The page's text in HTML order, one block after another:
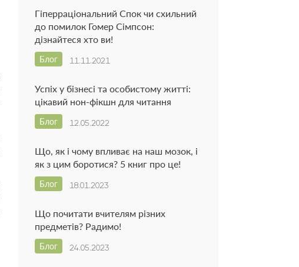
Гіперраціональний Спок чи схильний
до помилок Гомер Сімпсон:
дізнайтеся хто ви!
11.11.2021
Блог
Успіх у бізнесі та особистому житті:
цікавий нон-фікшн для читання
12.05.2022
Блог
Що, як і чому впливає на наш мозок, і
як з цим боротися? 5 книг про це!
18.01.2023
Блог
Що почитати вчителям різних
предметів? Радимо!
24.05.2023
Блог